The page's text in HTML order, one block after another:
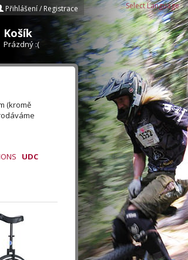
Přihlášení / Registrace
E-mail
Heslo
Zapomenuté heslo?
Košík
Prázdný :(
(kromě
UDC
Select Language▼